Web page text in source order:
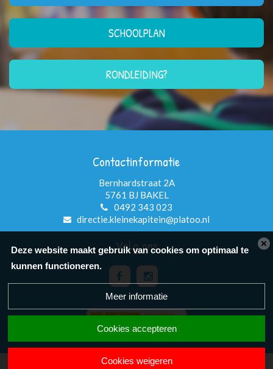
SCHOOLPLAN
RONDLEIDING?
Contactinformatie
Bernhardstraat 2A
5761 BJ BAKEL
0492 343 023
directie.kleinekapitein@platoo.nl
Volg ons
Powered by BasisOnline
Deze website maakt gebruik van cookies om optimaal te
kunnen functioneren.
Meer informatie
Cookies accepteren
Cookies weigeren